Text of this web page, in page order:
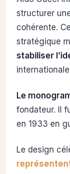
structurer
cohérente.
stratégique
stabiliser
Le
fondateur. Il
en 1933 en
Le design